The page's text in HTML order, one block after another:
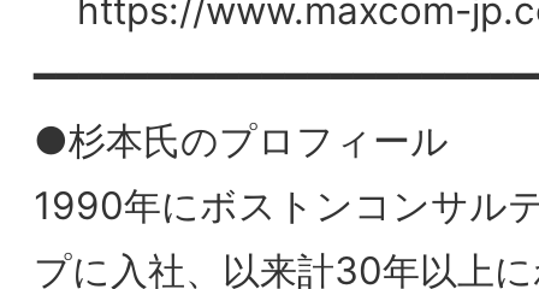
に参画、日本代表
2007年5月にボナファイデコンサルティン
グ㈱を設立、代表取締役就任
https://bonafideconsulting.biz/index.html
●所属団体・加入学会等